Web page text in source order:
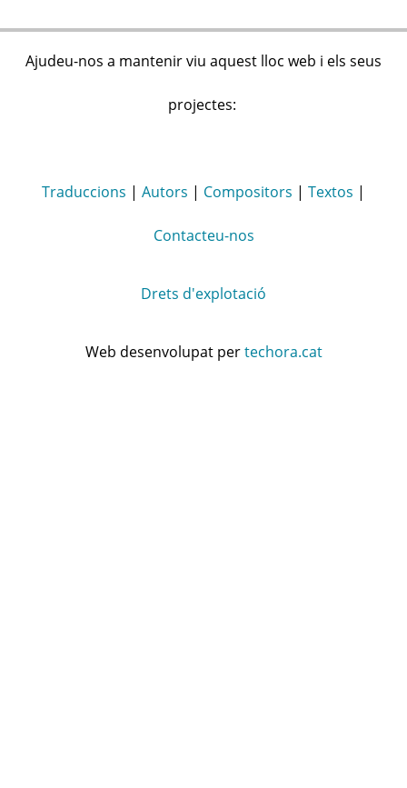
Ajudeu-nos a mantenir viu aquest lloc web i els seus
projectes:
Traduccions | Autors | Compositors | Textos |
Contacteu-nos
Drets d'explotació
Web desenvolupat pertechora.cat